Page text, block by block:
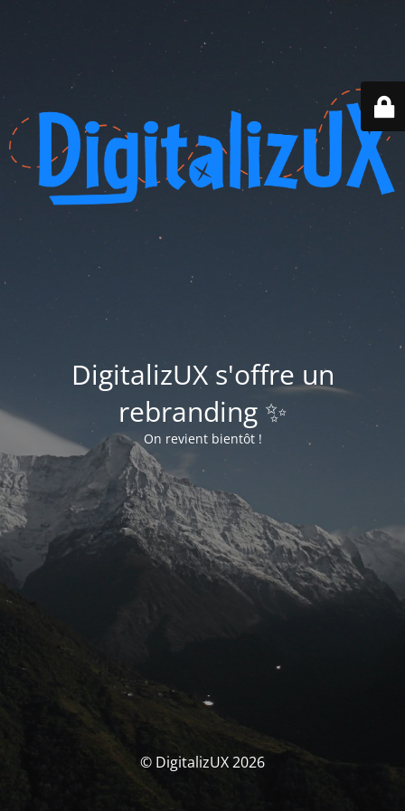
DigitalizUX s'offre un
rebranding ✨
On revient bientôt !
© DigitalizUX 2026